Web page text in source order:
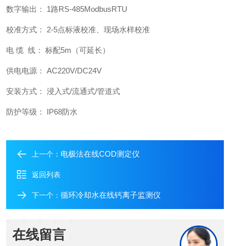
数字输出： 1路RS-485ModbusRTU
校准方式： 2-5点标液校准、现场水样校准
电 缆 线： 标配5m（可延长）
供电电源： AC220V/DC24V
安装方式： 浸入式/流通式/管道式
防护等级： IP68防水
上一个： 电极法在线COD测定仪
返回列表
下一个： 循环冷却水在线钙离子监测仪
在线留言